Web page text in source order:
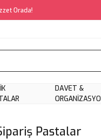
Orada!
DAVET &
Pastalar